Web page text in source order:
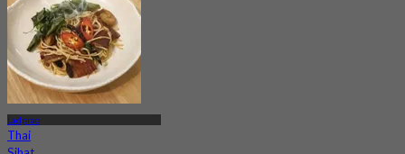
Ladprao
Thai